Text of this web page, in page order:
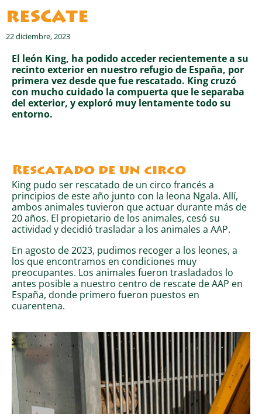
rescate
22 diciembre, 2023
El león King, ha podido acceder recientemente a su
recinto exterior en nuestro refugio de España, por
primera vez desde que fue rescatado. King cruzó
con mucho cuidado la compuerta que le separaba
del exterior, y exploró muy lentamente todo su
entorno.
Rescatado de un circo
King pudo ser rescatado de un circo francés a
principios de este año junto con la leona Ngala. Allí,
ambos animales tuvieron que actuar durante más de
20 años. El propietario de los animales, cesó su
actividad y decidió trasladar a los animales a AAP.
En agosto de 2023, pudimos recoger a los leones, a
los que encontramos en condiciones muy
preocupantes. Los animales fueron trasladados lo
antes posible a nuestro centro de rescate de AAP en
España, donde primero fueron puestos en
cuarentena.